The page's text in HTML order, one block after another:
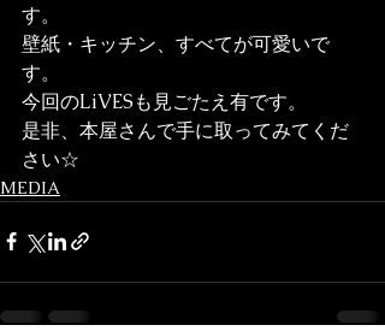
す。
壁紙・キッチン、すべてが可愛いで
す。
今回のLiVESも見ごたえ有です。
是非、本屋さんで手に取ってみてくだ
さい☆
MEDIA